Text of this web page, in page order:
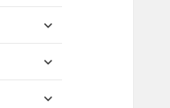
sous-
ouvrir
sous-
ouvrir
sous-
ouvrir